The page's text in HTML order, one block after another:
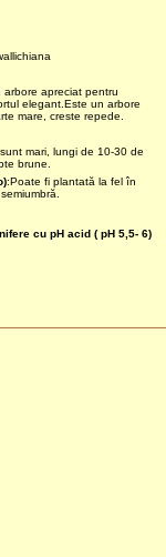
arbore apreciat pentru
elegant.Este un arbore
mare, creste repede.
mari, lungi de 10-30 de
brune.
:Poate fi plantată la fel în
cu pH acid ( pH 5,5- 6)